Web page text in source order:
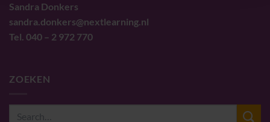
Sandra Donkers
sandra.donkers@nextlearning.nl
Tel. 040 – 2 972 770
ZOEKEN